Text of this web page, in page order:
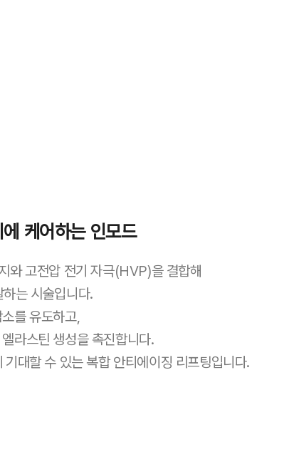
케어하는 인모드
와 고전압 전기 자극(HVP)을 결합해
는 시술입니다.
를 유도하고,
라스틴 생성을 촉진합니다.
기대할 수 있는 복합 안티에이징 리프팅입니다.